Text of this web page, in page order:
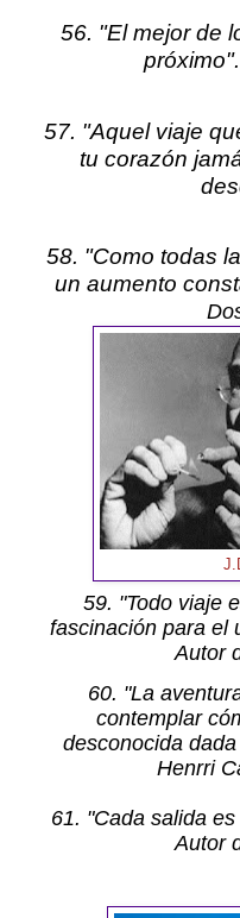
56. "El mejor de
próximo".
57. "Aquel viaje
tu corazón
58. "Como todas
un aumento
59. "Todo viaje
fascinación para el
Autor
60. "La
contemplar
desconocida
Henrri
61. "Cada salida
Autor